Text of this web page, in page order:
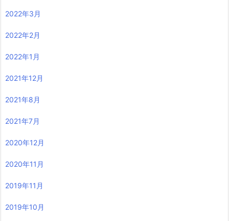
2022年3月
2022年2月
2022年1月
2021年12月
2021年8月
2021年7月
2020年12月
2020年11月
2019年11月
2019年10月